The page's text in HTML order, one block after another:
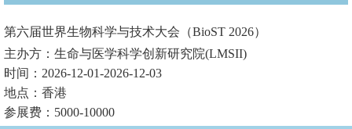
第六届世界生物科学与技术大会（BioST 2026）
主办方：生命与医学科学创新研究院(LMSII)
时间：2026-12-01-2026-12-03
地点：香港
参展费：5000-10000